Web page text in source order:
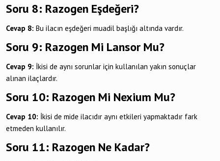
Soru 8: Razogen Eşdeğeri?
Cevap 8: Bu ilacın eşdeğeri muadil başlığı altında vardır.
Soru 9: Razogen Mi Lansor Mu?
Cevap 9: İkisi de aynı sorunlar için kullanılan yakın sonuçlar
alınan ilaçlardır.
Soru 10: Razogen Mi Nexium Mu?
Cevap 10: İkisi de mide ilacıdır aynı etkileri yapmaktadır fark
etmeden kullanılır.
Soru 11: Razogen Ne Kadar?